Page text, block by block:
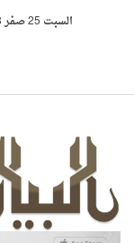
السبت 25 صفر 1448 هـ